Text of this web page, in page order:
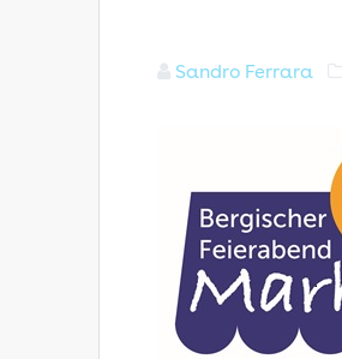
Sandro Ferrara